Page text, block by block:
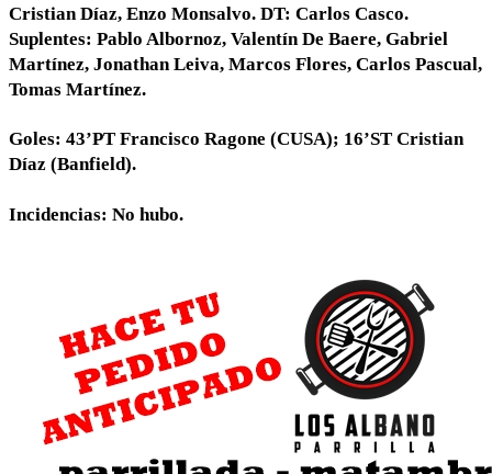
Cristian Díaz, Enzo Monsalvo. DT: Carlos Casco.
Suplentes: Pablo Albornoz, Valentín De Baere, Gabriel
Martínez, Jonathan Leiva, Marcos Flores, Carlos Pascual,
Tomas Martínez.
Goles: 43’PT Francisco Ragone (CUSA); 16’ST Cristian
Díaz (Banfield).
Incidencias: No hubo.